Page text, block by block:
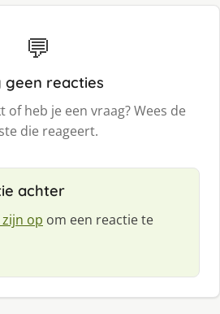
💬
geen reacties
of heb je een vraag? Wees de
die reageert.
achter
op om een reactie te